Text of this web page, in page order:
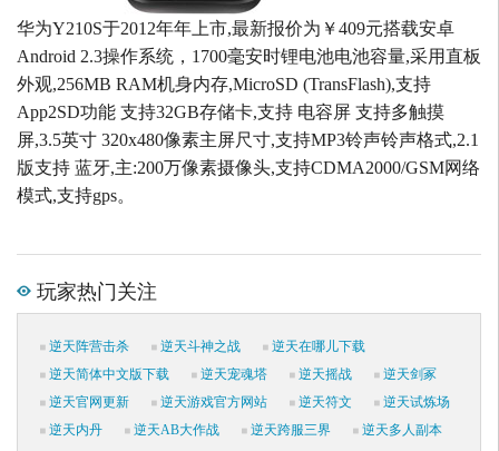
华为Y210S于2012年年上市,最新报价为￥409元搭载安卓
Android 2.3操作系统，1700毫安时锂电池电池容量,采用直板
外观,256MB RAM机身内存,MicroSD (TransFlash),支持
App2SD功能 支持32GB存储卡,支持 电容屏 支持多触摸
屏,3.5英寸 320x480像素主屏尺寸,支持MP3铃声铃声格式,2.1
版支持 蓝牙,主:200万像素摄像头,支持CDMA2000/GSM网络
模式,支持gps。
玩家热门关注
逆天阵营击杀 逆天斗神之战
逆天在哪儿下载
逆天简体中文版下载
逆天宠魂塔 逆天摇战
逆天剑冢
逆天官网更新
逆天游戏官方网站 逆天符文
逆天试炼场
逆天内丹
逆天AB大作战 逆天跨服三界 逆天多人副本